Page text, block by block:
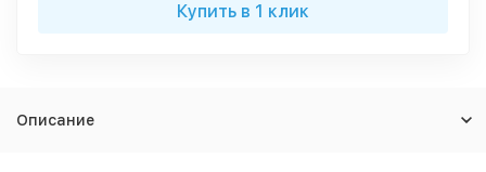
Купить в 1 клик
Описание